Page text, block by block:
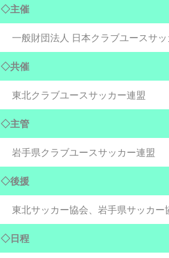
◇主催
一般財団法人 日本クラブユースサ
◇共催
東北クラブユースサッカー連盟
◇主管
岩手県クラブユースサッカー連盟
◇後援
東北サッカー協会、岩手県サッカー
◇日程